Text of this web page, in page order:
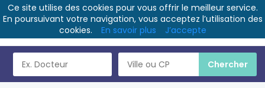
Ce site utilise des cookies pour vous offrir le meilleur service.
En poursuivant votre navigation, vous acceptez l’utilisation des
cookies.
En savoir plus J’accepte